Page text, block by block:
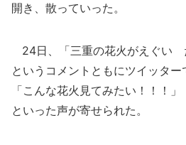
開き、散っていった。
24日、「三重の花火がえぐい
というコメントともにツイッター
「こんな花火見てみたい！！！」
といった声が寄せられた。